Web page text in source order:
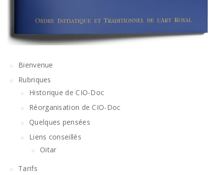
Bienvenue
Rubriques
Historique de CIO-Doc
Réorganisation de CIO-Doc
Quelques pensées
Liens conseillés
Oitar
Tarifs